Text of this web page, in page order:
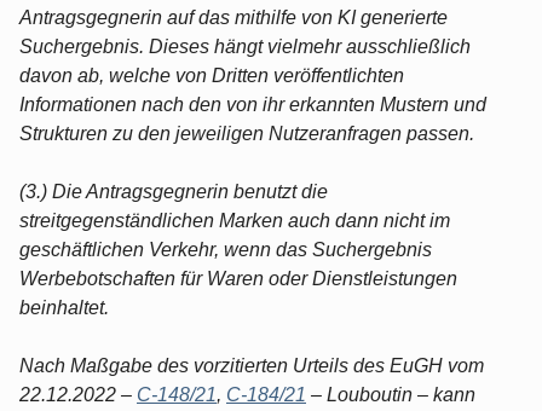
Antragsgegnerin auf das mithilfe von KI generierte
Suchergebnis. Dieses hängt vielmehr ausschließlich
davon ab, welche von Dritten veröffentlichten
Informationen nach den von ihr erkannten Mustern und
Strukturen zu den jeweiligen Nutzeranfragen passen.
(3.) Die Antragsgegnerin benutzt die
streitgegenständlichen Marken auch dann nicht im
geschäftlichen Verkehr, wenn das Suchergebnis
Werbebotschaften für Waren oder Dienstleistungen
beinhaltet.
Nach Maßgabe des vorzitierten Urteils des EuGH vom
22.12.2022 – C-148/21, C-184/21 – Louboutin – kann